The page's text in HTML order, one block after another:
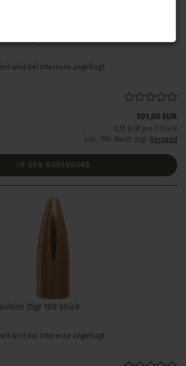
wird bei Interesse angefragt
101,00 EUR
0,51 EUR pro 1 Stück
inkl. 19% MwSt. zzgl. Versand
IN DEN WARENKORB
35gr 100 Stück
wird bei Interesse angefragt